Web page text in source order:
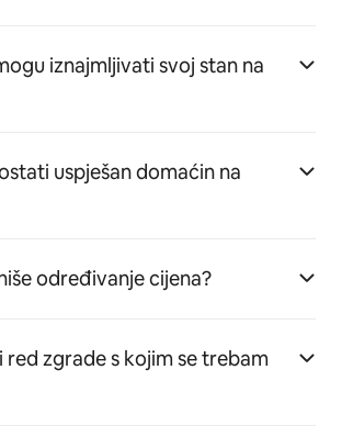
iznajmljivati svoj stan na
uspješan domaćin na
određivanje cijena?
red zgrade s kojim se trebam